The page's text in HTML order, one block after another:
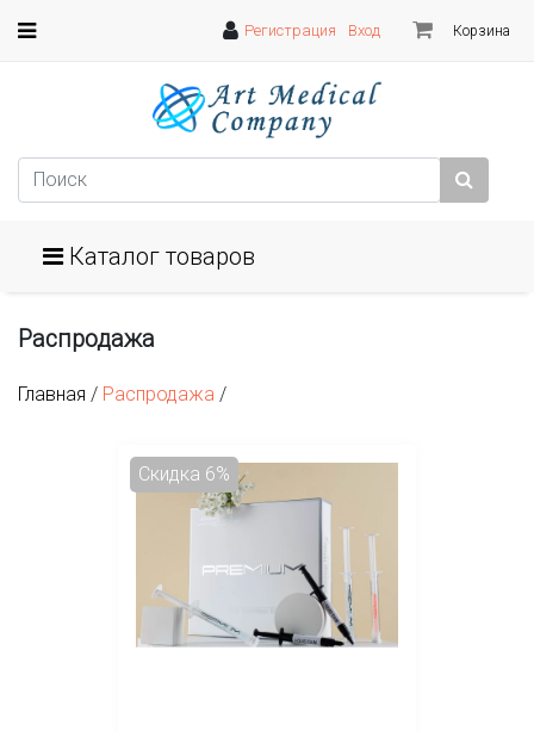
Регистрация Вход Корзина
Каталог товаров
Распродажа
Главная / Распродажа /
Скидка 6%